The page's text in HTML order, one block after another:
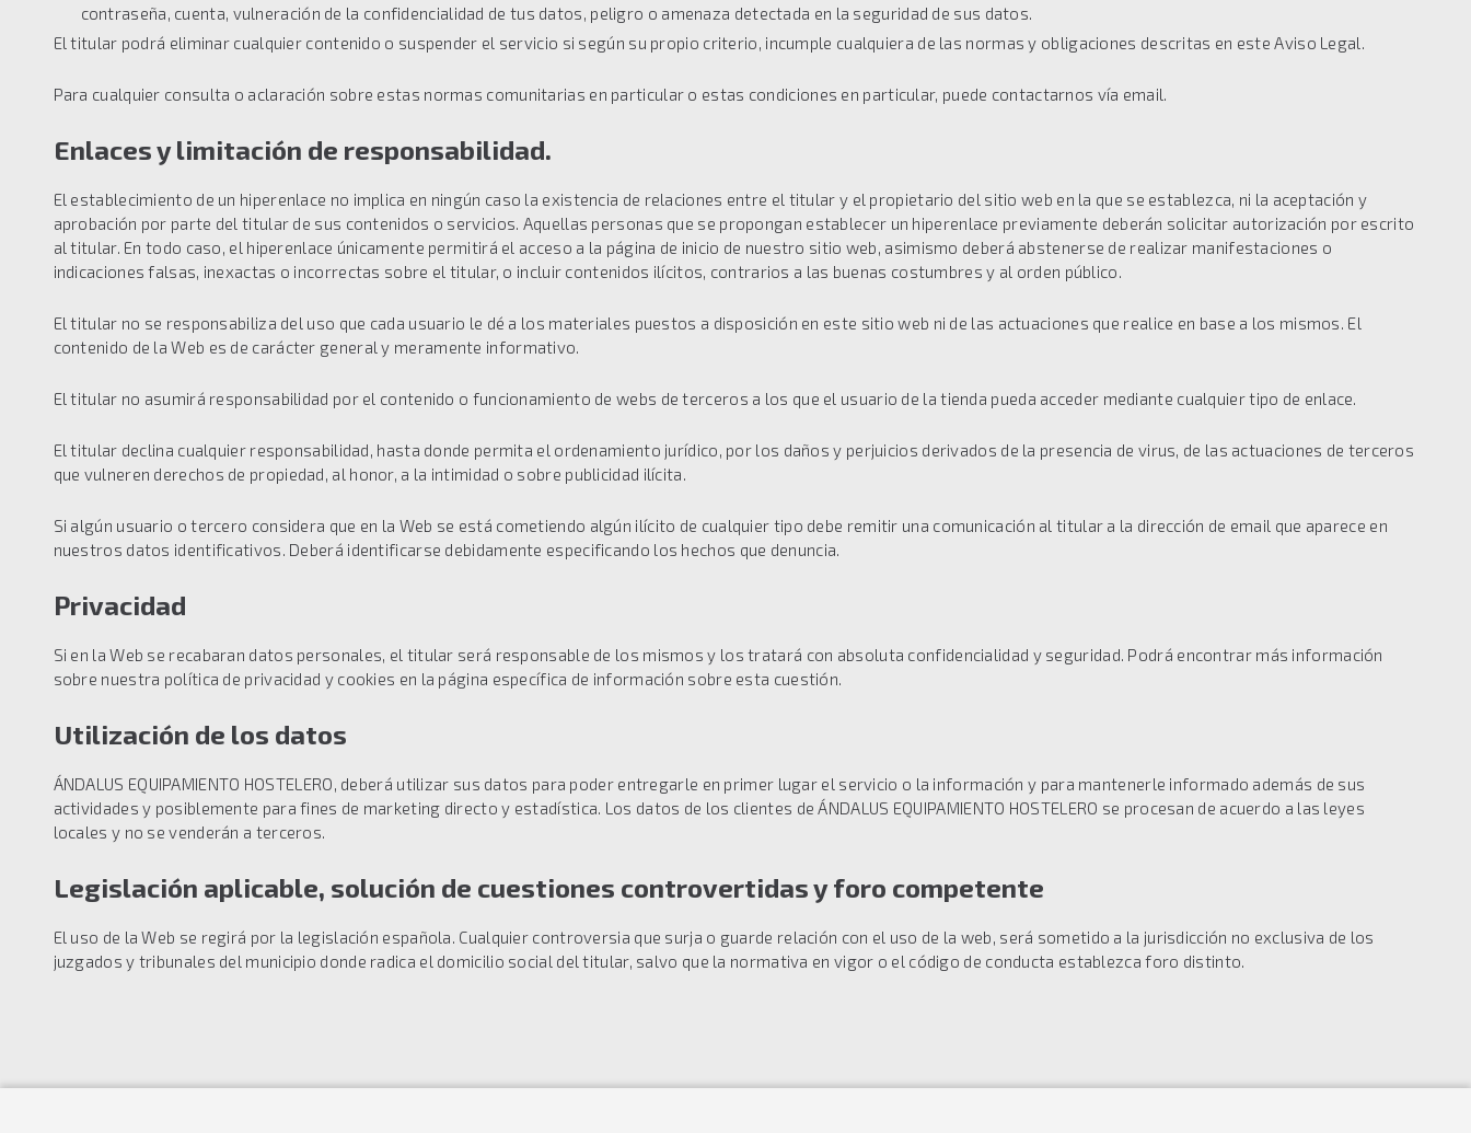
contraseña, cuenta, vulneración de la confidencialidad de tus datos, peligro o amenaza detectada en la seguridad de sus datos.
El titular podrá eliminar cualquier contenido o suspender el servicio si según su propio criterio, incumple cualquiera de las normas y obligaciones descritas en este Aviso Legal.
Para cualquier consulta o aclaración sobre estas normas comunitarias en particular o estas condiciones en particular, puede contactarnos vía email.
Enlaces y limitación de responsabilidad.
El establecimiento de un hiperenlace no implica en ningún caso la existencia de relaciones entre el titular y el propietario del sitio web en la que se establezca, ni la aceptación y
aprobación por parte del titular de sus contenidos o servicios. Aquellas personas que se propongan establecer un hiperenlace previamente deberán solicitar autorización por escrito
al titular. En todo caso, el hiperenlace únicamente permitirá el acceso a la página de inicio de nuestro sitio web, asimismo deberá abstenerse de realizar manifestaciones o
indicaciones falsas, inexactas o incorrectas sobre el titular, o incluir contenidos ilícitos, contrarios a las buenas costumbres y al orden público.
El titular no se responsabiliza del uso que cada usuario le dé a los materiales puestos a disposición en este sitio web ni de las actuaciones que realice en base a los mismos. El
contenido de la Web es de carácter general y meramente informativo.
El titular no asumirá responsabilidad por el contenido o funcionamiento de webs de terceros a los que el usuario de la tienda pueda acceder mediante cualquier tipo de enlace.
El titular declina cualquier responsabilidad, hasta donde permita el ordenamiento jurídico, por los daños y perjuicios derivados de la presencia de virus, de las actuaciones de terceros
que vulneren derechos de propiedad, al honor, a la intimidad o sobre publicidad ilícita.
Si algún usuario o tercero considera que en la Web se está cometiendo algún ilícito de cualquier tipo debe remitir una comunicación al titular a la dirección de email que aparece en
nuestros datos identificativos. Deberá identificarse debidamente especificando los hechos que denuncia.
Privacidad
Si en la Web se recabaran datos personales, el titular será responsable de los mismos y los tratará con absoluta confidencialidad y seguridad. Podrá encontrar más información
sobre nuestra política de privacidad y cookies en la página específica de información sobre esta cuestión.
Utilización de los datos
ÁNDALUS EQUIPAMIENTO HOSTELERO, deberá utilizar sus datos para poder entregarle en primer lugar el servicio o la información y para mantenerle informado además de sus
actividades y posiblemente para fines de marketing directo y estadística. Los datos de los clientes de ÁNDALUS EQUIPAMIENTO HOSTELERO se procesan de acuerdo a las leyes
locales y no se venderán a terceros.
Legislación aplicable, solución de cuestiones controvertidas y foro competente
El uso de la Web se regirá por la legislación española. Cualquier controversia que surja o guarde relación con el uso de la web, será sometido a la jurisdicción no exclusiva de los
juzgados y tribunales del municipio donde radica el domicilio social del titular, salvo que la normativa en vigor o el código de conducta establezca foro distinto.